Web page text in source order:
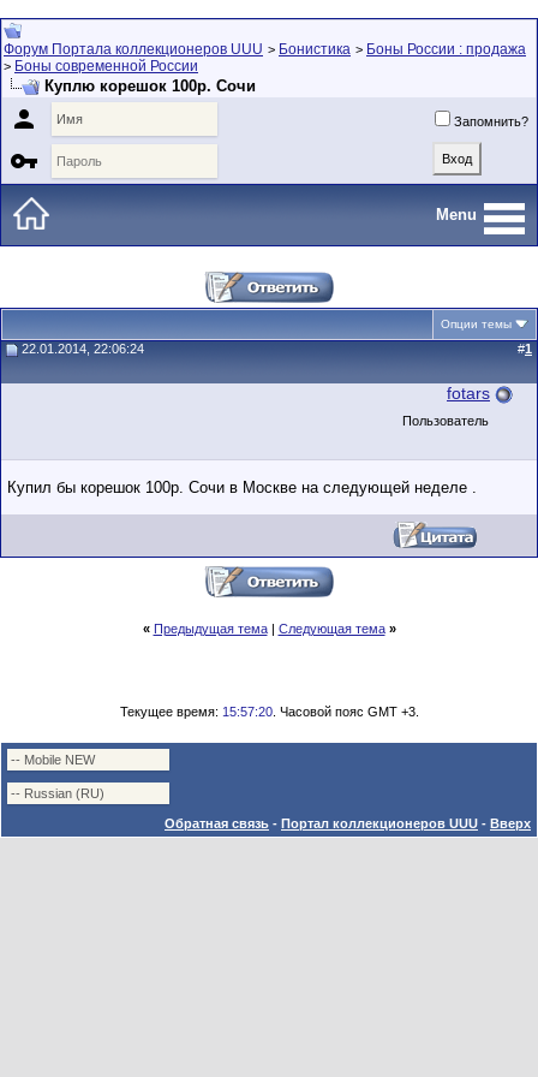
Форум Портала коллекционеров UUU > Бонистика > Боны России : продажа
> Боны современной России
Куплю корешок 100р. Сочи
 Запомнить?

Menu
Опции темы
22.01.2014, 22:06:24 #1
fotars
Пользователь
Купил бы корешок 100р. Сочи в Москве на следующей неделе .
« Предыдущая тема| Следующая тема »
Текущее время: 15:57:20. Часовой пояс GMT +3.
Обратная связь - Портал коллекционеров UUU - Вверх